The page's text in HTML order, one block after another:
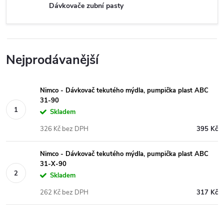
Dávkovače zubní pasty
Nejprodávanější
Nimco - Dávkovač tekutého mýdla, pumpička plast ABC
31-90
Skladem
395 Kč
326 Kč bez DPH
Nimco - Dávkovač tekutého mýdla, pumpička plast ABC
31-X-90
Skladem
317 Kč
262 Kč bez DPH